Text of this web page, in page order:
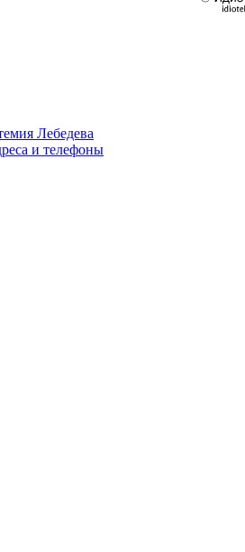
Лебедева
и телефоны